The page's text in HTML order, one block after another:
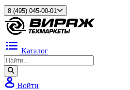
8 (495) 045-00-01
Каталог
Войти